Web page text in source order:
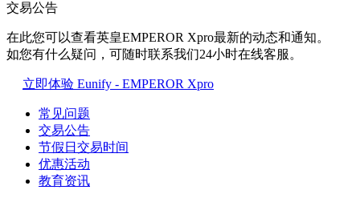
交易公告
在此您可以查看英皇EMPEROR Xpro最新的动态和通知。
如您有什么疑问，可随时联系我们24小时在线客服。
立即体验 Eunify - EMPEROR Xpro
常见问题
交易公告
节假日交易时间
优惠活动
教育资讯